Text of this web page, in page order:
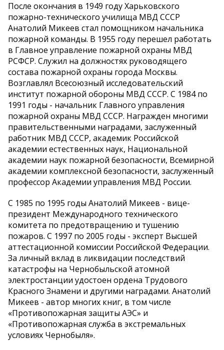
После окончания в 1949 году Харьковского
пожарно-технического училища МВД СССР
Анатолий Микеев стал помощником начальника
пожарной команды. В 1955 году перешел работать
в Главное управление пожарной охраны МВД
РСФСР. Служил на должностях руководящего
состава пожарной охраны города Москвы.
Возглавлял Всесоюзный исследовательский
институт пожарной обороны МВД СССР. С 1984 по
1991 годы - начальник Главного управления
пожарной охраны МВД СССР. Награжден многими
правительственными наградами, заслуженный
работник МВД СССР, академик Российской
академии естественных наук, Национальной
академии наук пожарной безопасности, Всемирной
академии комплексной безопасности, заслуженный
профессор Академии управления МВД России.
С 1985 по 1995 годы Анатолий Микеев - вице-
президент Международного технического
комитета по предотвращению и тушению
пожаров. С 1997 по 2005 годы - эксперт Высшей
аттестационной комиссии Российской Федерации.
За личный вклад в ликвидации последствий
катастрофы на Чернобыльской атомной
электростанции удостоен ордена Трудового
Красного Знамени и другими наградами. Анатолий
Микеев - автор многих книг, в том числе
«Противопожарная защиты АЭС» и
«Противопожарная служба в экстремальных
условиях Чернобыля».